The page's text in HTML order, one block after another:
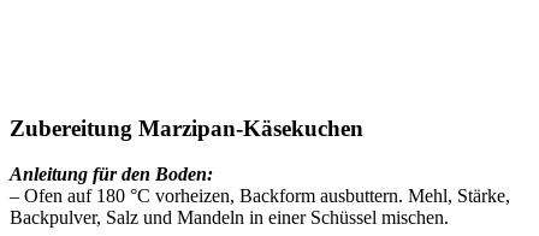
Zubereitung Marzipan-Käsekuchen
Anleitung für den Boden:
– Ofen auf 180 °C vorheizen, Backform ausbuttern. Mehl, Stärke,
Backpulver, Salz und Mandeln in einer Schüssel mischen.